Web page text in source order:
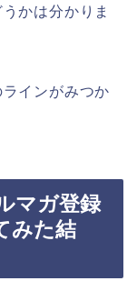
かは分かりま
インがみつか
マガ登録
みた結